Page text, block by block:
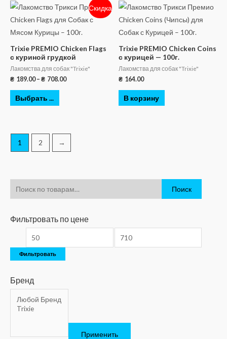
Поиск
Фильтровать по цене
Фильтровать
Бренд
Применить
Скидка
Trixie PREMIO Chicken Flags
с куриной грудкой
Лакомства для собак "Trixie"
₴ 189.00– ₴ 708.00
Выбрать ...
Trixie PREMIO Chicken Coins
с курицей — 100г.
Лакомства для собак "Trixie"
₴ 164.00
В корзину
1 2 →